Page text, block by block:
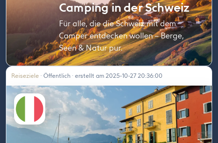
Camping in der Schweiz
Für alle, die die Schweiz mit dem
Camper entdecken wollen – Berge,
Seen & Natur pur.
Reiseziele · Öffentlich · erstellt am 2025-10-27 20:36:00